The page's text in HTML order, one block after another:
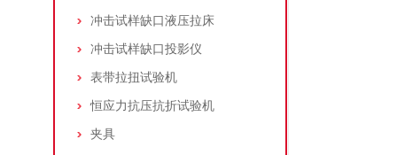
冲击试样缺口液压拉床
冲击试样缺口投影仪
表带拉扭试验机
恒应力抗压抗折试验机
夹具